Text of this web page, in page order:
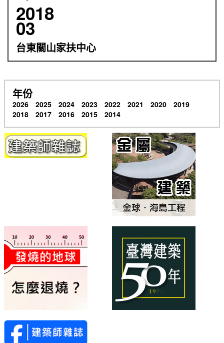
2018
03
台東關山家扶中心
年份
2026 2025 2024 2023 2022 2021 2020
2019
2018
2017 2016 2015 2014